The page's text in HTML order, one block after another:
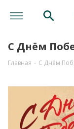
С Днём
Главная - С Днём